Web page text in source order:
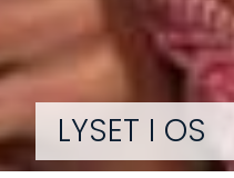
LYSET I OS